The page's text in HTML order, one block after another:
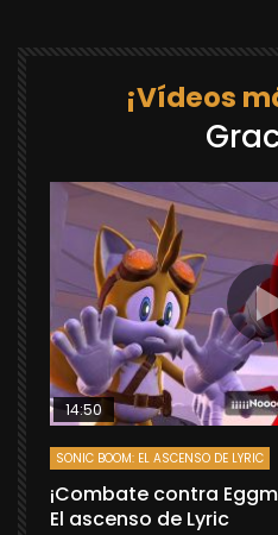
¡Vídeos
14:50
SONIC BOOM: EL ASCENSO DE LYRIC
¡Combate contra
El ascenso de Lyric